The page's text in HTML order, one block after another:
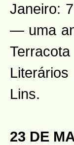
Janeiro:
— uma
Lins.
23 DE